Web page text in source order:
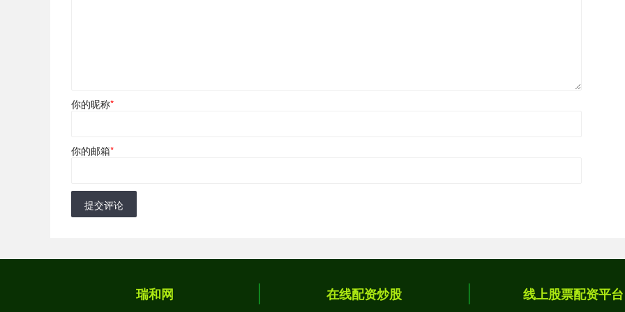
你的昵称*
你的邮箱*
提交评论
瑞和网 在线配资炒股 线上股票配资平台